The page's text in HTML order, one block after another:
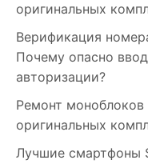
оригинальных
Верификация
Почему опасно
авторизации?
Ремонт
оригинальных
Лучшие смартфоны